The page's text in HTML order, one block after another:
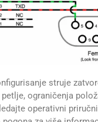
struje
ograničenja
operativni